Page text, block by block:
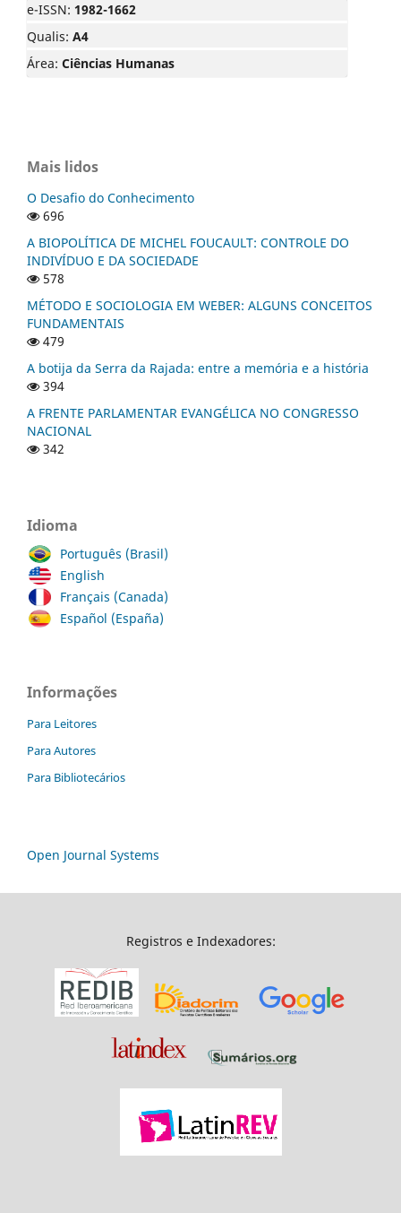
e-ISSN: 1982-1662
Qualis: A4
Área: Ciências Humanas
Mais lidos
O Desafio do Conhecimento
696
A BIOPOLÍTICA DE MICHEL FOUCAULT: CONTROLE DO
INDIVÍDUO E DA SOCIEDADE
578
MÉTODO E SOCIOLOGIA EM WEBER: ALGUNS CONCEITOS
FUNDAMENTAIS
479
A botija da Serra da Rajada: entre a memória e a história
394
A FRENTE PARLAMENTAR EVANGÉLICA NO CONGRESSO
NACIONAL
342
Idioma
Português (Brasil)
English
Français (Canada)
Español (España)
Informações
Para Leitores
Para Autores
Para Bibliotecários
Open Journal Systems
Registros e Indexadores: